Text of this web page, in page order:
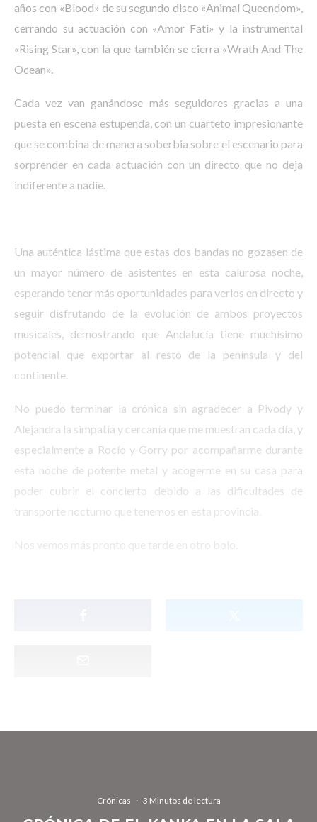
años con «Blood» de su segundo disco «Animal Queendom»,
cerrando su actuación con «Amor Fati» y la instrumental
«Rising Star», con la que también se cierra «Wrath And The
Ocean».
Cada vez van ganándose más seguidores gracias a una
puesta en escena estupenda, con un cuarteto impresionante
que se combina de manera soberbia sobre el escenario para
sorprender en cada actuación con un directo que no deja
indiferente a nadie.
Una auténtica lástima que estas dos bandas no gozasen de
un mayor número de asistentes en esta calurosa noche,
esperando tener más oportunidades para verlos en directo y
seguir disfrutando de la evolución de ambos proyectos
musicales, demostrando que Andalucía tiene muchísimo
potencial que exportar al resto de la península y del
continente.
No puedo terminar la crónica sin agradecer a Pivody y
Alejandra la simpatía y cercanía que me muestran cada día, y
especialmente a Rocío y Gorry por acompañarme durante
esta noche de potente metal y acogerme en su casa para
poder cubrir el concierto debido a las dificultades de
transporte nocturno que tenemos en esta provincia.
Crónicas · 3 Minutos de lectura